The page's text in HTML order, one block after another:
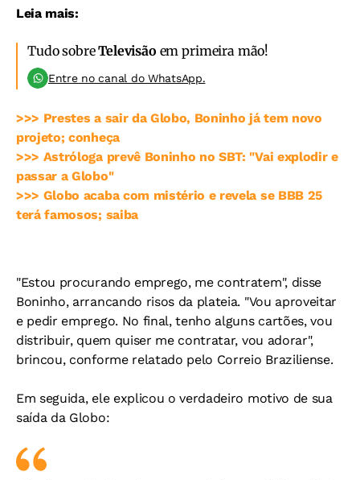
Leia mais:
Tudo sobreTelevisão em primeira mão!
Entre no canal do WhatsApp.
>>> Prestes a sair da Globo, Boninho já tem novo
projeto; conheça
>>> Astróloga prevê Boninho no SBT: "Vai explodir e
passar a Globo"
>>> Globo acaba com mistério e revela se BBB 25
terá famosos; saiba
"Estou procurando emprego, me contratem", disse
Boninho, arrancando risos da plateia. "Vou aproveitar
e pedir emprego. No final, tenho alguns cartões, vou
distribuir, quem quiser me contratar, vou adorar",
brincou, conforme relatado pelo Correio Braziliense.
Em seguida, ele explicou o verdadeiro motivo de sua
saída da Globo: